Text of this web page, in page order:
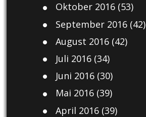
Oktober 2016(53)
September 2016(42)
August 2016(42)
Juli 2016(34)
Juni 2016(30)
Mai 2016(39)
April 2016(39)